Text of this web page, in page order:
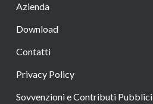
Azienda
Download
Contatti
Privacy Policy
Sovvenzioni e Contributi Pubblici